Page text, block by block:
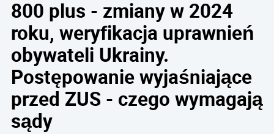
800 plus - zmiany w 2024
roku, weryfikacja uprawnień
obywateli Ukrainy.
Postępowanie wyjaśniające
przed ZUS - czego wymagają
sądy